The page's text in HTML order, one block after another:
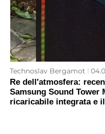
Technoslav Bergamot
Re dell'atmosfera:
Samsung Sound Tower
ricaricabile integrata e